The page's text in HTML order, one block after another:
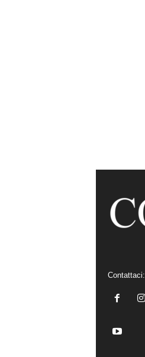
Contattaci: